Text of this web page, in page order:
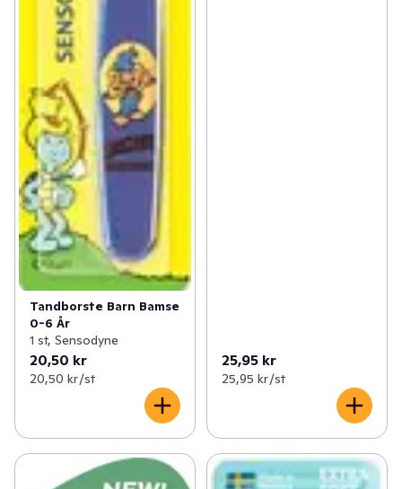
Tandborste Barn Bamse
0-6 År
1 st, Sensodyne
20,50 kr
20,50 kr /st
25,95 kr
25,95 kr /st